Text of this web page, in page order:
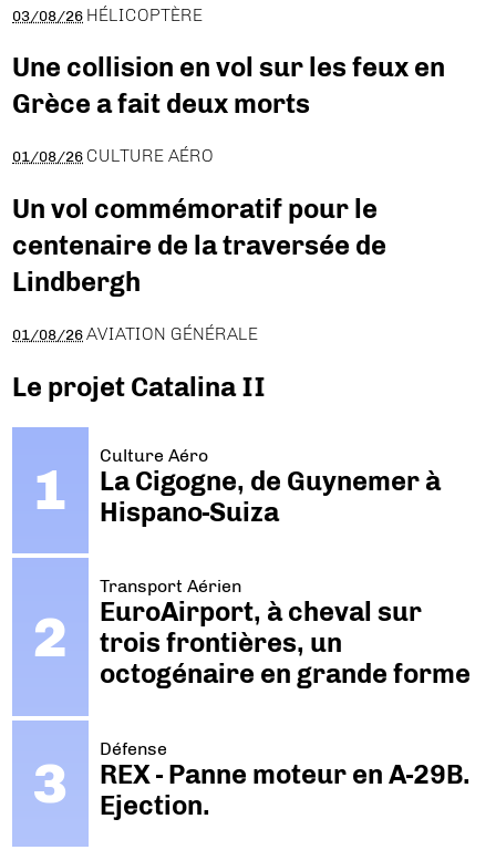
03/08/26 HÉLICOPTÈRE
Une collision en vol sur les feux en
Grèce a fait deux morts
01/08/26 CULTURE AÉRO
Un vol commémoratif pour le
centenaire de la traversée de
Lindbergh
01/08/26 AVIATION GÉNÉRALE
Le projet Catalina II
Culture Aéro
La Cigogne, de Guynemer à
Hispano-Suiza
Transport Aérien
EuroAirport, à cheval sur
trois frontières, un
octogénaire en grande forme
Défense
REX - Panne moteur en A-29B.
Ejection.